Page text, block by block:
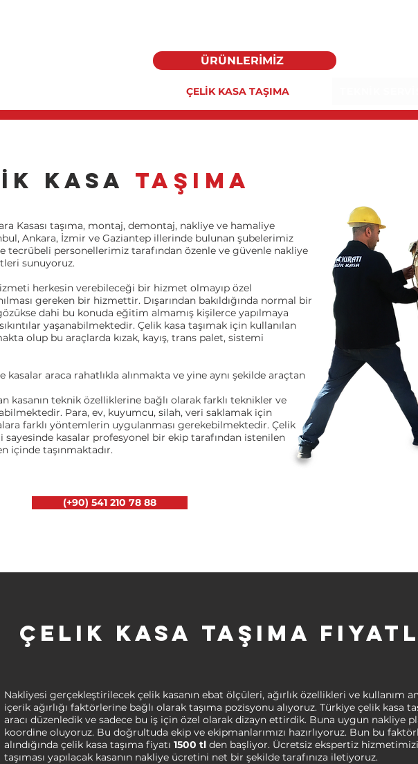
ÜRÜNLERİMİZ
ÇELİK KASA TAŞIMA
KASA TAŞIMA
Kasası taşıma, montaj, demontaj, nakliye ve hamaliye
Ankara, İzmir ve Gaziantep illerinde bulunan şubelerimiz
tecrübeli personellerimiz tarafından özenle ve güvenle nakliye
sunuyoruz.
herkesin verebileceği bir hizmet olmayıp özel
gereken bir hizmettir. Dışarından bakıldığında normal bir
dahi bu konuda eğitim almamış kişilerce yapılmaya
sıkıntılar yaşanabilmektedir. Çelik kasa taşımak için kullanılan
olup bu araçlarda kızak, kayış, trans palet, sistemi
kasalar araca rahatlıkla alınmakta ve yine aynı şekilde araçtan
kasanın teknik özelliklerine bağlı olarak farklı teknikler ve
Para, ev, kuyumcu, silah, veri saklamak için
farklı yöntemlerin uygulanması gerekebilmektedir. Çelik
sayesinde kasalar profesyonel bir ekip tarafından istenilen
içinde taşınmaktadır.
(+90) 541 210 78 88
Çelik Kasa Taşıma
Nakliyesi gerçekleştirilecek çelik kasanın ebat ölçüleri, ağırlık özellikleri ve kullanım
içerik ağırlığı faktörlerine bağlı olarak taşıma pozisyonu alıyoruz. Türkiye çelik kasa
aracı düzenledik ve sadece bu iş için özel olarak dizayn ettirdik. Buna uygun nakliye
koordine oluyoruz. Bu doğrultuda ekip ve ekipmanlarımızı hazırlıyoruz. Bun bu
alındığında çelik kasa taşıma fiyatı 1500 tl den başliyor. Ücretsiz ekspertiz
taşıması yapılacak kasanın nakliye ücretini net bir şekilde tarafınıza iletiyoruz.